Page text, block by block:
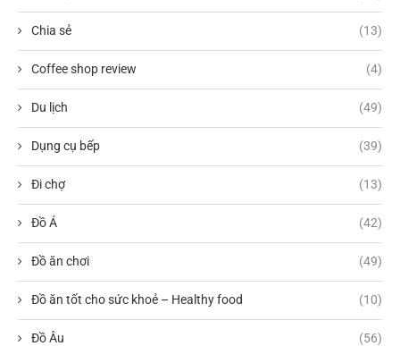
Chia sẻ (13)
Coffee shop review (4)
Du lịch (49)
Dụng cụ bếp (39)
Đi chợ (13)
Đồ Á (42)
Đồ ăn chơi (49)
Đồ ăn tốt cho sức khoẻ – Healthy food (10)
Đồ Âu (56)